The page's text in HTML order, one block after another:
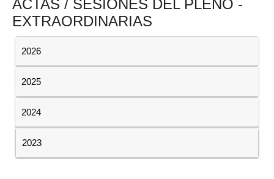
ACTAS / SESIONES DEL PLENO -
EXTRAORDINARIAS
2026
2025
2024
2023